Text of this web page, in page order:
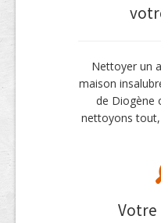
Nettoyer un
maison
de Diogène
nettoyons